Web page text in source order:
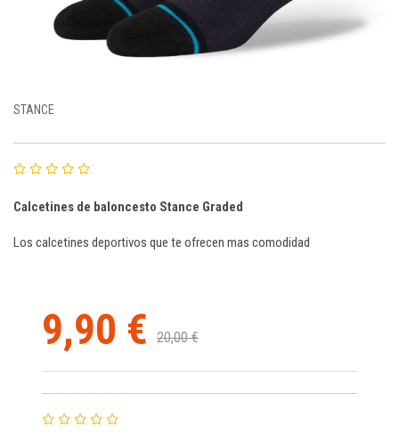
STANCE
Calcetines de baloncesto Stance Graded
Los calcetines deportivos que te ofrecen mas comodidad
9,90 € 20,00 €